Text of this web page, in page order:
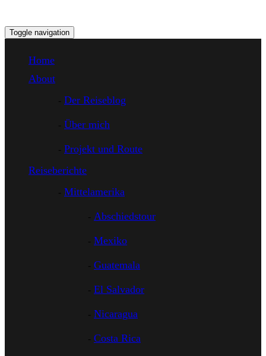
Toggle navigation
Home
About
Der Reiseblog
Über mich
Projekt und Route
Reiseberichte
Mittelamerika
Abschiedstour
Mexiko
Guatemala
El Salvador
Nicaragua
Costa Rica